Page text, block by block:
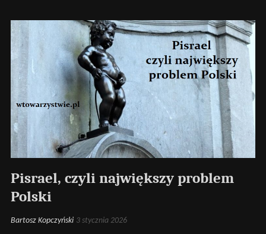
Pisrael, czyli największy problem
Polski
Bartosz Kopczyński 3 stycznia 2026